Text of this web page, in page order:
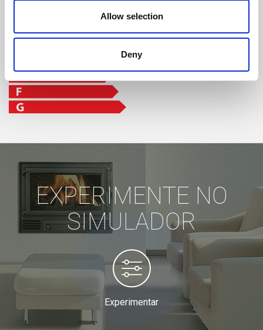
Allow selection
Deny
EXPERIMENTE NO
SIMULADOR
Experimentar